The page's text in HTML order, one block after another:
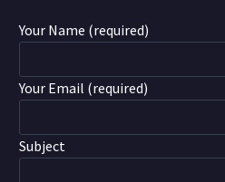
Your Name (required)
Your Email (required)
Subject